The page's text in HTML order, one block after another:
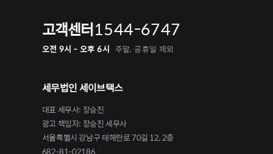
고객센터1544-6747
오전 9시 - 오후 6시 주말, 공휴일 제외
세무법인 세이브택스
대표 세무사: 장승진
광고 책임자: 장승진 세무사
서울특별시 강남구 테헤란로 70길 12, 2층
682-81-02186